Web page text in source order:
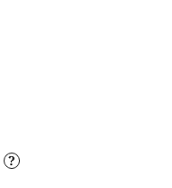
?